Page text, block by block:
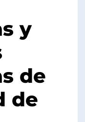
y
de
de